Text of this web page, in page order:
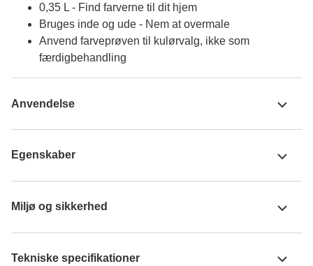
0,35 L - Find farverne til dit hjem
Bruges inde og ude - Nem at overmale
Anvend farveprøven til kulørvalg, ikke som
færdigbehandling
Anvendelse
Egenskaber
Miljø og sikkerhed
Tekniske specifikationer